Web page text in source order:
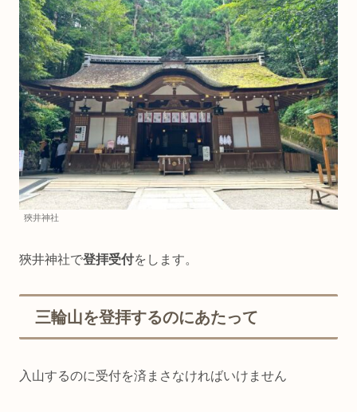
狹井神社
狹井神社で登拝受付をします。
三輪山を登拝するのにあたって
入山するのに受付を済まさなければいけません